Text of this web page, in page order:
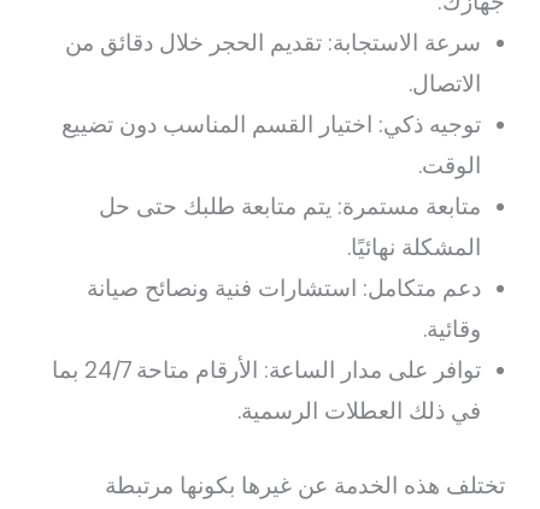
سرعة الاستجابة: تقديم الحجر خلال دقائق من
الاتصال.
توجيه ذكي: اختيار القسم المناسب دون تضييع
الوقت.
متابعة مستمرة: يتم متابعة طلبك حتى حل
المشكلة نهائيًا.
دعم متكامل: استشارات فنية ونصائح صيانة
وقائية.
توافر على مدار الساعة: الأرقام متاحة 24/7 بما
في ذلك العطلات الرسمية.
تختلف هذه الخدمة عن غيرها بكونها مرتبطة